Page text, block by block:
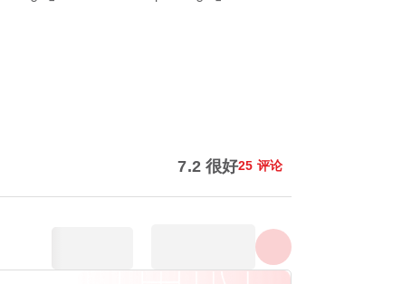
7.2 很好25 评论